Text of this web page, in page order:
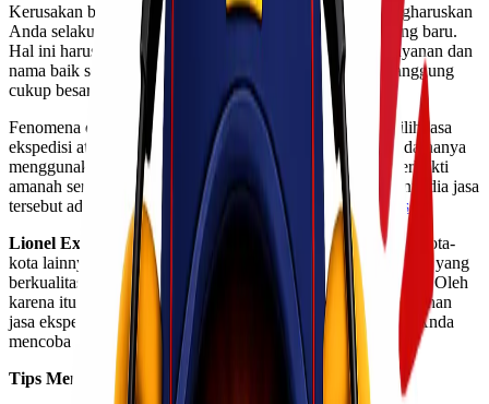
Kerusakan barang kiriman yang tiba di tangan client mengharuskan
Anda selaku pengirim melakukan penggantian barang yang baru.
Hal ini harus dilakukan dalam rangka menjaga kualitas layanan dan
nama baik selama ini, meskipun kerugian yang harus ditanggung
cukup besar.
Fenomena di atas banyak terjadi akibat salah dalam memilih jasa
ekspedisi atau pengiriman. Oleh karena itu, sebaiknya Anda hanya
menggunakan jasa ekspedisi yang sudah terpercaya dan terbukti
amanah serta profesional di bidangnya. Salah satu dari penyedia jasa
tersebut adalah
jasa ekspedisi murah dari Lionel Express.
Lionel Express
selaku penyedia jasa ekspedisi murahdan kota-
kota lainnya di Indonesia tidak saja menawarkan layanan jasa yang
berkualitas, tetapi juga tarif yang dikenakan tergolong murah. Oleh
karena itu, bagi Anda yang belum pernah menggunakan layanan
jasa ekspedisi dari Lionel Express
, tidak ada salahnya jika Anda
mencoba dan merasakan kualitas layanannya.
Tips Memilih Jasa Ekspedisi Murah Berkualitas